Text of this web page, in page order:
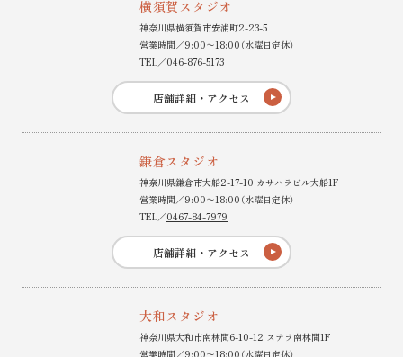
横須賀スタジオ
神奈川県横須賀市安浦町2-23-5
営業時間／9:00〜18:00（水曜日定休）
TEL／046-876-5173
店舗詳細・アクセス
鎌倉スタジオ
神奈川県鎌倉市大船2-17-10 カサハラビル大船1F
営業時間／9:00〜18:00（水曜日定休）
TEL／0467-84-7979
店舗詳細・アクセス
大和スタジオ
神奈川県大和市南林間6-10-12 ステラ南林間1F
営業時間／9:00〜18:00（水曜日定休）